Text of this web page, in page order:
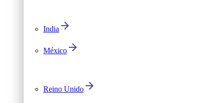
India
México
Reino Unido